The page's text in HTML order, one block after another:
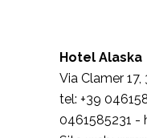
Hotel Alaska
Via Clamer 17,
tel: +39
0461585231 -